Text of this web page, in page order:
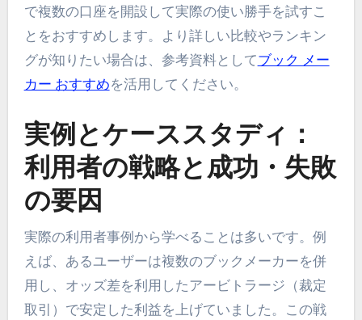
で複数の口座を開設して実際の使い勝手を試すこ
とをおすすめします。より詳しい比較やランキン
グが知りたい場合は、参考資料としてブック メー
カー おすすめを活用してください。
実例とケーススタディ：
利用者の戦略と成功・失敗
の要因
実際の利用者事例から学べることは多いです。例
えば、あるユーザーは複数のブックメーカーを併
用し、オッズ差を利用したアービトラージ（裁定
取引）で安定した利益を上げていました。この戦